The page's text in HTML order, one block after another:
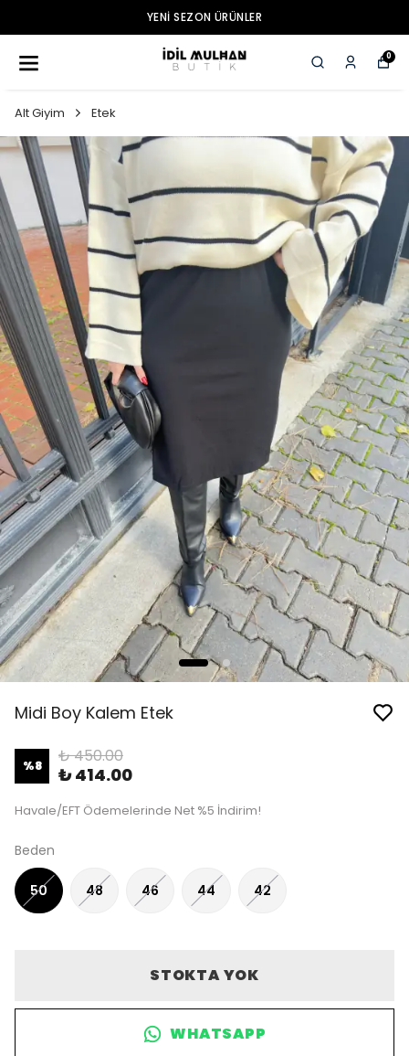
YENI SEZON ÜRÜNLER
0
Alt Giyim Etek
Midi Boy Kalem Etek
%8 ₺ 450.00
₺ 414.00
Havale/EFT Ödemelerinde Net %5 İndirim!
Beden
50 48 46 44 42
STOKTA YOK
WHATSAPP